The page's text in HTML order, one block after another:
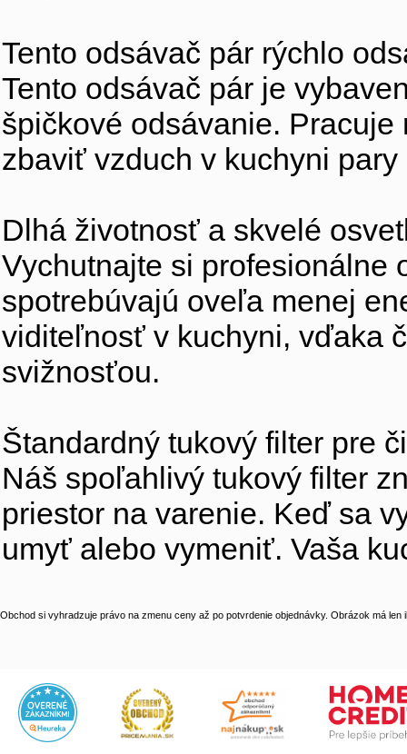
Tento odsávač pár rýchlo
Tento odsávač pár je
špičkové odsávanie.
zbaviť vzduch v kuchyni pary
Dlhá životnosť a skvelé
Vychutnajte si profesionálne
spotrebúvajú oveľa menej
viditeľnosť v kuchyni, vďaka
svižnosťou.
Štandardný tukový filter pre
Náš spoľahlivý tukový filter
priestor na varenie. Keď sa
umyť alebo vymeniť. Vaša
Obchod si vyhradzuje právo na zmenu ceny až po potvrdenie objednávky. Obrázok má len